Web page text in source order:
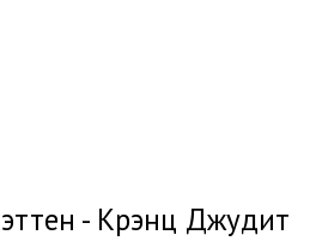
- Крэнц Джудит